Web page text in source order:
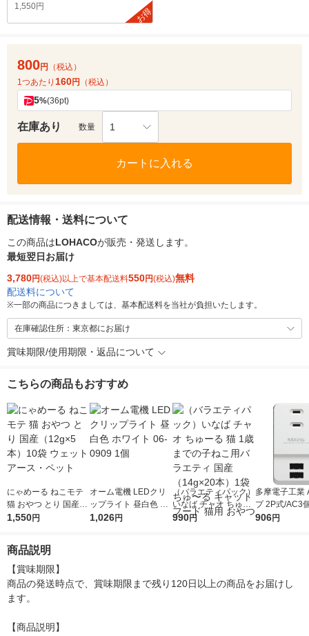
1,550円
お得
800円
（税込）
1つあたり 160円 （税込）
5%(36pt)
在庫あり 数量 1
カートに入れる
配送情報・送料について
この商品はLOHACOが販売・発送します。
最短翌日お届け
3,780円(税込)以上で基本配送料550円(税込)無料
配送料について
※一部の商品につきましては、基本配送料を当社が負担いたします。
在庫確認住所：東京都にお届け
賞味期限/使用期限・返品について
こちらの商品もおすすめ
にゃめーる ねこモテ
猫 おやつ とり 国産
（12g×5本）10袋 ウ
1,550円
オーム電機 LEDクリ
ップライト 昼白色 ホ
ワイト 06-0909 1個
1,026円
（バラエティパック）
いなば チャオ ちゅー
る 猫 1歳までの子ね
990円
多摩電子工業
プ 2P式/AC3
B×2ポート ホ
906円
商品説明
【賞味期限】
商品の発送時点で、賞味期限まで残り120日以上の商品をお届けし
ます。
【商品説明】